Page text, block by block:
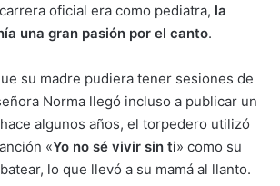
oficial era como pediatra, la
una gran pasión por el canto.
su madre pudiera tener sesiones de
Norma llegó incluso a publicar un
algunos años, el torpedero utilizó
«Yo no sé vivir sin ti» como su
lo que llevó a su mamá al llanto.